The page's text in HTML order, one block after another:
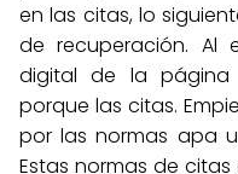
en las citas, lo
de recuperación. Al
digital de la página
porque las citas.
por las normas apa
Estas normas de